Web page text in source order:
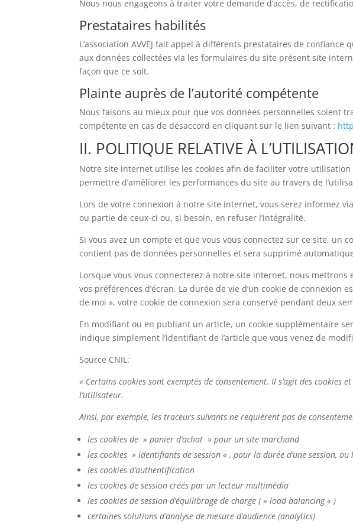
Nous nous engageons à traiter votre demande d’accès, de
Prestataires habilités
L’association AVVEJ fait appel à différents prestataires de
aux données collectées via les formulaires du site présent site
façon que ce soit.
Plainte auprès de l’autorité compétente
Nous faisons au mieux pour que vos données personnelles soient
compétente en cas de désaccord en cliquant sur le lien suivant :
II. POLITIQUE RELATIVE À
Notre site internet utilise les cookies afin de faciliter votre
permettre d’améliorer les performances du site au travers de
Lors de votre connexion à notre site internet, vous serez informez
ou partie de ceux-ci ou, si besoin, en refuser l’intégralité.
Si vous avez un compte et que vous vous connectez sur ce site, un
contient pas de données personnelles et sera supprimé
Lorsque vous vous connecterez à notre site internet, nous
vos préférences d’écran. La durée de vie d’un cookie de connexion
de moi », votre cookie de connexion sera conservé pendant deux
En modifiant ou en publiant un article, un cookie supplémentaire
indique simplement l’identifiant de l’article que vous venez de
Source CNIL:
« Certains cookies sont exemptés de consentement. Il s’agit des
l’utilisateur.
Ainsi, par exemple, les traceurs suivants ne requièrent pas de
les cookies de » panier d’achat » pour un site marchand
les cookies » identifiants de session « , pour la durée d’une session,
les cookies d’authentification
les cookies de session créés par un lecteur multimédia
les cookies de session d’équilibrage de charge ( » load balancing « )
certaines solutions d’analyse de mesure d’audience (analytics)